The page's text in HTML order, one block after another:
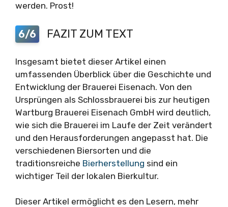
werden. Prost!
6/6 FAZIT ZUM TEXT
Insgesamt bietet dieser Artikel einen
umfassenden Überblick über die Geschichte und
Entwicklung der Brauerei Eisenach. Von den
Ursprüngen als Schlossbrauerei bis zur heutigen
Wartburg Brauerei Eisenach GmbH wird deutlich,
wie sich die Brauerei im Laufe der Zeit verändert
und den Herausforderungen angepasst hat. Die
verschiedenen Biersorten und die
traditionsreiche Bierherstellung sind ein
wichtiger Teil der lokalen Bierkultur.
Dieser Artikel ermöglicht es den Lesern, mehr